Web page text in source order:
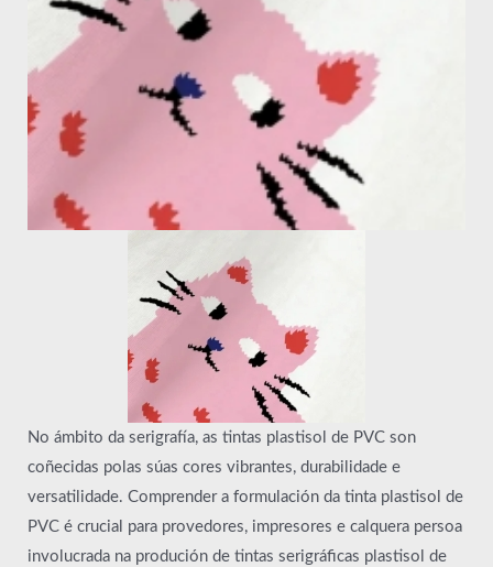
No ámbito da serigrafía, as tintas plastisol de PVC son
coñecidas polas súas cores vibrantes, durabilidade e
versatilidade. Comprender a formulación da tinta plastisol de
PVC é crucial para provedores, impresores e calquera persoa
involucrada na produción de tintas serigráficas plastisol de